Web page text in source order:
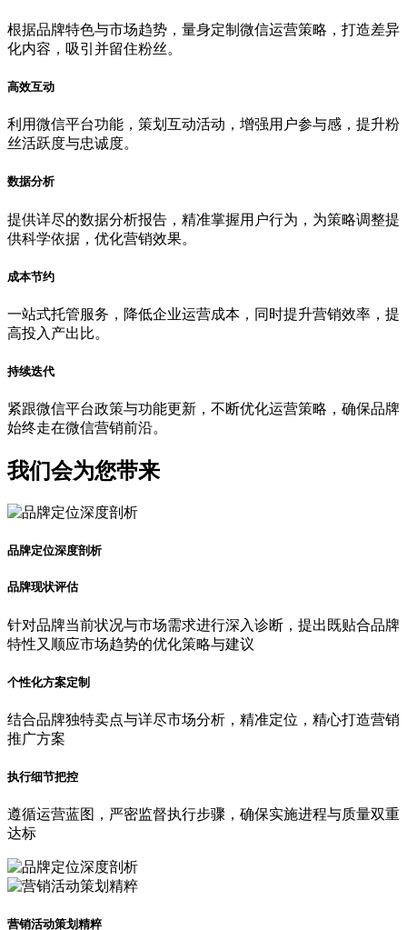
根据品牌特色与市场趋势，量身定制微信运营策略，打造差异
化内容，吸引并留住粉丝。
高效互动
利用微信平台功能，策划互动活动，增强用户参与感，提升粉
丝活跃度与忠诚度。
数据分析
提供详尽的数据分析报告，精准掌握用户行为，为策略调整提
供科学依据，优化营销效果。
成本节约
一站式托管服务，降低企业运营成本，同时提升营销效率，提
高投入产出比。
持续迭代
紧跟微信平台政策与功能更新，不断优化运营策略，确保品牌
始终走在微信营销前沿。
我们会为您带来
品牌定位深度剖析
品牌现状评估
针对品牌当前状况与市场需求进行深入诊断，提出既贴合品牌
特性又顺应市场趋势的优化策略与建议
个性化方案定制
结合品牌独特卖点与详尽市场分析，精准定位，精心打造营销
推广方案
执行细节把控
遵循运营蓝图，严密监督执行步骤，确保实施进程与质量双重
达标
营销活动策划精粹